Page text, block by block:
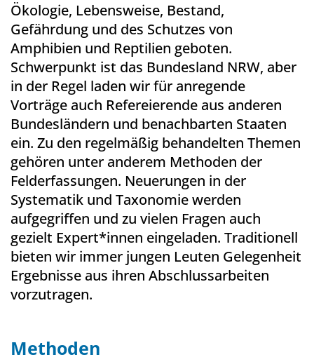
Ökologie, Lebensweise, Bestand,
Gefährdung und des Schutzes von
Amphibien und Reptilien geboten.
Schwerpunkt ist das Bundesland NRW, aber
in der Regel laden wir für anregende
Vorträge auch Refereierende aus anderen
Bundesländern und benachbarten Staaten
ein. Zu den regelmäßig behandelten Themen
gehören unter anderem Methoden der
Felderfassungen. Neuerungen in der
Systematik und Taxonomie werden
aufgegriffen und zu vielen Fragen auch
gezielt Expert*innen eingeladen. Traditionell
bieten wir immer jungen Leuten Gelegenheit
Ergebnisse aus ihren Abschlussarbeiten
vorzutragen.
Methoden